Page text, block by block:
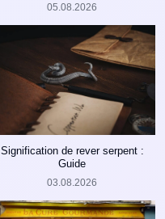
05.08.2026
Signification de rever serpent :
Guide
03.08.2026